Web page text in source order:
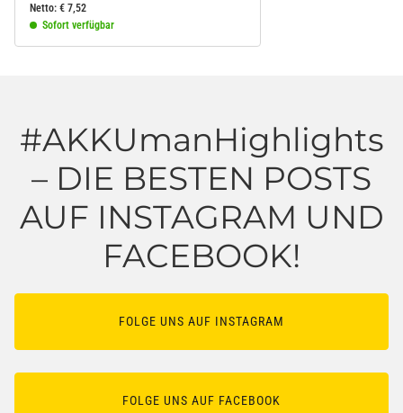
Netto: € 7,52
Sofort verfügbar
#AKKUmanHighlights
– DIE BESTEN POSTS
AUF INSTAGRAM UND
FACEBOOK!
FOLGE UNS AUF INSTAGRAM
FOLGE UNS AUF FACEBOOK